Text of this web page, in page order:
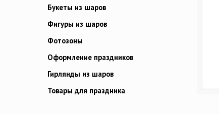
Букеты из шаров
Фигуры из шаров
Фотозоны
Оформление праздников
Гирлянды из шаров
Товары для праздника